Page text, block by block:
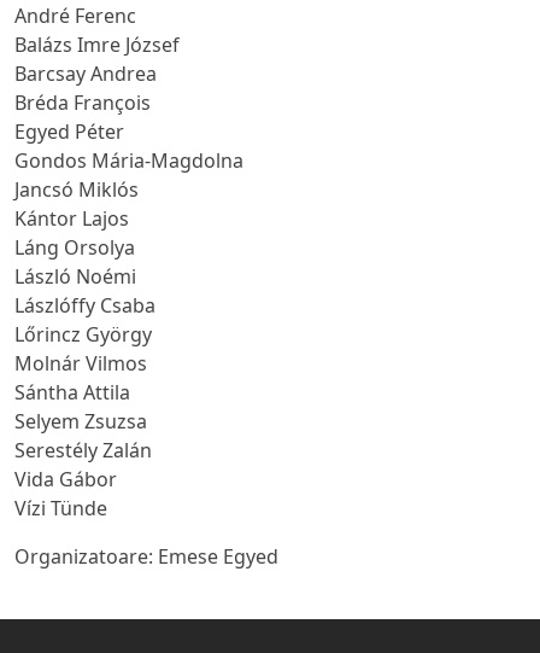
André Ferenc
Balázs Imre József
Barcsay Andrea
Bréda François
Egyed Péter
Gondos Mária-Magdolna
Jancsó Miklós
Kántor Lajos
Láng Orsolya
László Noémi
Lászlóffy Csaba
Lőrincz György
Molnár Vilmos
Sántha Attila
Selyem Zsuzsa
Serestély Zalán
Vida Gábor
Vízi Tünde
Organizatoare: Emese Egyed